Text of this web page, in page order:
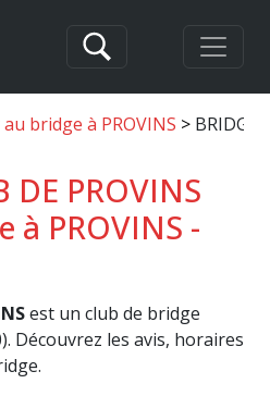
bridge à PROVINS BRIDGE
DE PROVINS
à PROVINS -
est un club de bridge
Découvrez les avis, horaires